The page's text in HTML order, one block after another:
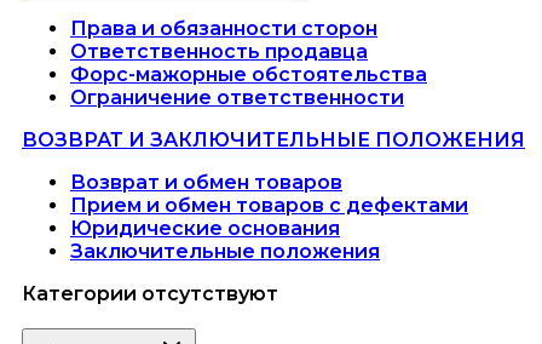
Права и обязанности сторон
Ответственность продавца
Форс-мажорные обстоятельства
Ограничение ответственности
ВОЗВРАТ И ЗАКЛЮЧИТЕЛЬНЫЕ ПОЛОЖЕНИЯ
Возврат и обмен товаров
Прием и обмен товаров с дефектами
Юридические основания
Заключительные положения
Категории отсутствуют